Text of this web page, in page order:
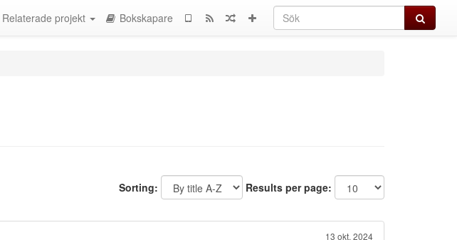
Sök
Relaterade projekt Bokskapare
Sorting: Results per page:
13 okt. 2024